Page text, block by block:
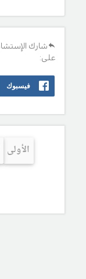
شارك
على:
فيسبوك
الأولى